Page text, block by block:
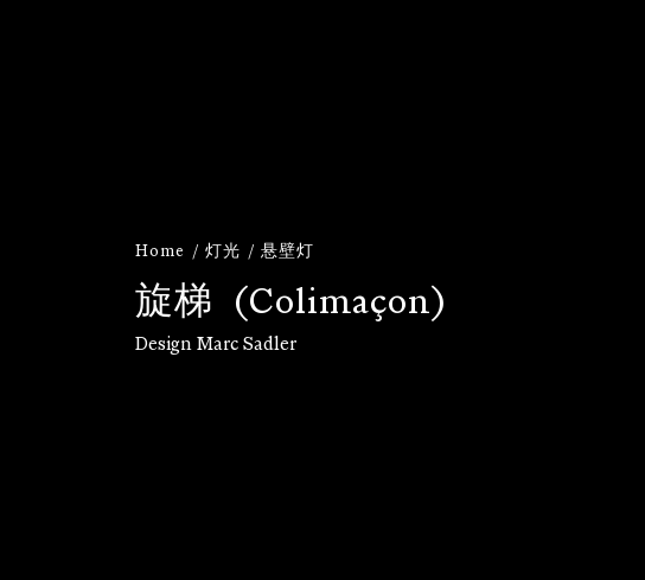
Home 灯光 悬壁灯
旋梯 (Colimaçon)
Design Marc Sadler